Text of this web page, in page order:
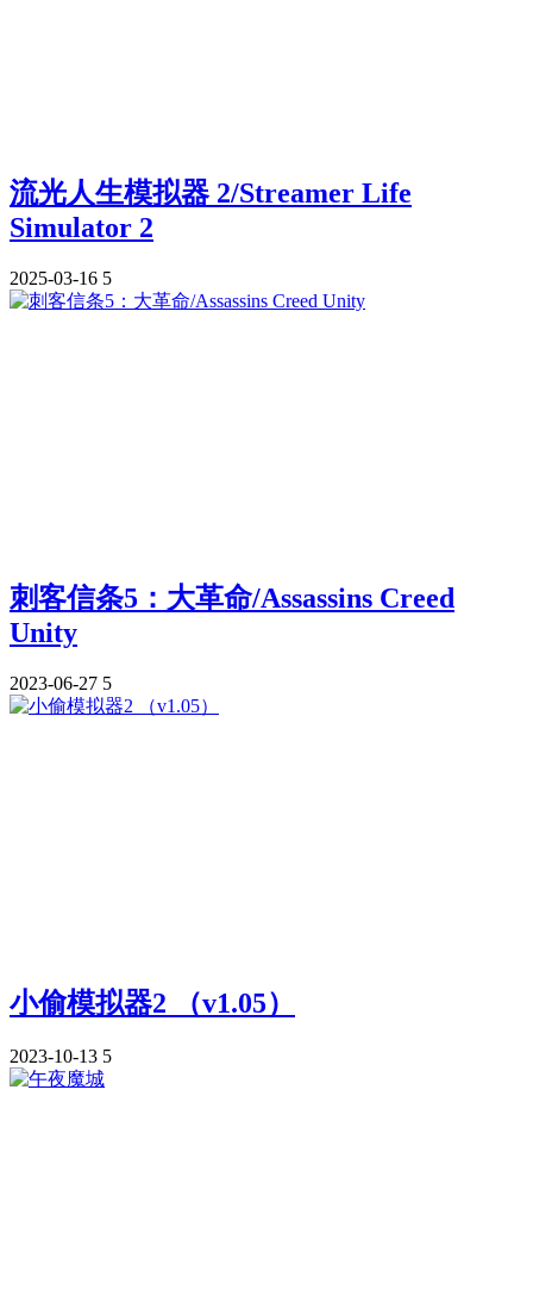
流光人生模拟器 2/Streamer Life
Simulator 2
2025-03-16 5
刺客信条5：大革命/Assassins Creed
Unity
2023-06-27 5
小偷模拟器2 （v1.05）
2023-10-13 5